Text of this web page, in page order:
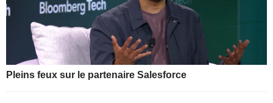
Pleins feux sur le partenaire Salesforce